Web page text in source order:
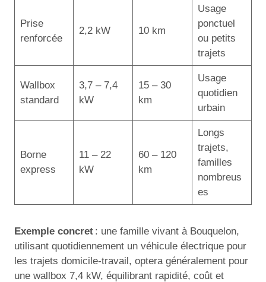
Prise
renforcée
2,2 kW 10 km
Usage
ponctuel
ou petits
trajets
Wallbox
standard
3,7 – 7,4
kW
15 – 30
km
Usage
quotidien
urbain
Borne
express
11 – 22
kW
60 – 120
km
Longs
trajets,
familles
nombreus
es
Exemple concret : une famille vivant à Bouquelon,
utilisant quotidiennement un véhicule électrique pour
les trajets domicile-travail, optera généralement pour
une wallbox 7,4 kW, équilibrant rapidité, coût et